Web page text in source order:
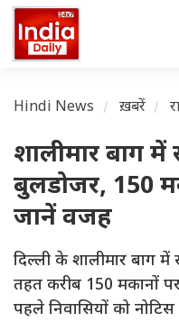
Hindi News ख़बरें
शालीमार बाग
बुलडोजर, 150
जानें वजह
दिल्ली के शालीमार बाग
तहत करीब 150 मकानों
पहले निवासियों को